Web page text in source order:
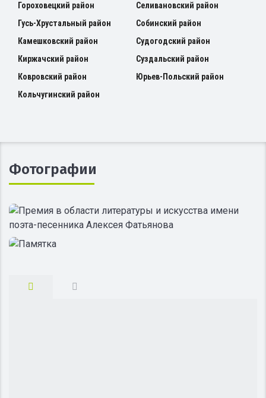
Гороховецкий район
Гусь-Хрустальный район
Камешковский район
Киржачский район
Ковровский район
Кольчугинский район
Селивановский район
Собинский район
Судогодский район
Суздальский район
Юрьев-Польский район
Фотографии